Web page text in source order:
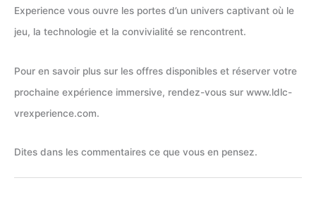
Experience vous ouvre les portes d’un univers captivant où le
jeu, la technologie et la convivialité se rencontrent.
Pour en savoir plus sur les offres disponibles et réserver votre
prochaine expérience immersive, rendez-vous sur www.ldlc-
vrexperience.com.
Dites dans les commentaires ce que vous en pensez.